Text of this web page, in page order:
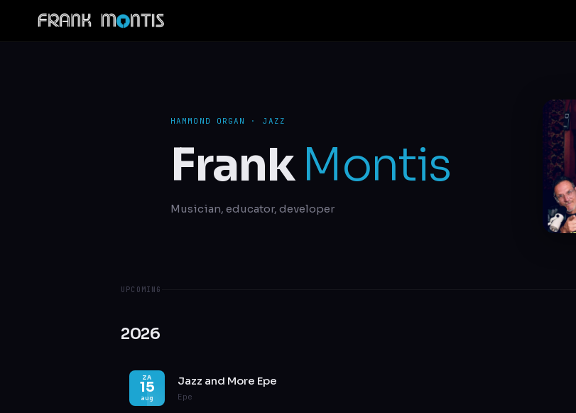
HAMMOND ORGAN · JAZZ
FrankMontis
Musician, educator, developer
UPCOMING
2026
ZA
15
aug
Jazz and More Epe
Epe